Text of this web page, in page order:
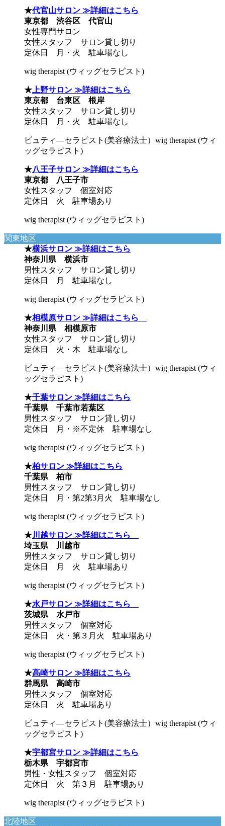
★代官山サロン ≫詳細はこちら
東京都 渋谷区 代官山
女性専門サロン
女性スタッフ サロン貸し切り
定休日 月・火 駐車場なし
wig therapist (ウィッグセラピスト)
★ 上野サロン ≫詳細はこちら
東京都 台東区 根岸
女性スタッフ サロン貸し切り
定休日 月・火 駐車場なし
ビュティ―セラピスト(美容療法士）wig therapist (ウィ
ッグセラピスト)
★八王子サロン ≫詳細はこちら
東京都 八王子市
女性スタッフ 個室対応
定休日 火 駐車場あり
wig therapist (ウィッグセラピスト)
関東地区
★横浜サロン ≫詳細はこちら
神奈川県 横浜市
男性スタッフ サロン貸し切り
定休日 月 駐車場なし
wig therapist (ウィッグセラピスト)
★相模原サロン ≫詳細はこちら
神奈川県 相模原市
女性スタッフ サロン貸し切り
定休日 火・木 駐車場なし
ビュティ―セラピスト(美容療法士）wig therapist (ウィ
ッグセラピスト)
★千葉サロン ≫詳細はこちら
千葉県 千葉市若葉区
男性スタッフ サロン貸し切り
定休日 月・※不定休 駐車場なし
wig therapist (ウィッグセラピスト)
★柏サロン ≫詳細はこちら
千葉県 柏市
男性スタッフ サロン貸し切り
定休日 月・第2第3月火 駐車場なし
wig therapist (ウィッグセラピスト)
★川越サロン ≫詳細はこちら
埼玉県 川越市
男性スタッフ サロン貸し切り
定休日 月 火 駐車場あり
wig therapist (ウィッグセラピスト)
★水戸サロン ≫詳細はこちら
茨城県 水戸市
男性スタッフ 個室対応
定休日 火・第３月火 駐車場あり
wig therapist (ウィッグセラピスト)
★高崎サロン ≫詳細はこちら
群馬県 高崎市
男性スタッフ 個室対応
定休日 火 駐車場あり
ビュティ―セラピスト(美容療法士）wig therapist (ウィ
ッグセラピスト)
★宇都宮サロン ≫詳細はこちら
栃木県 宇都宮市
男性・女性スタッフ 個室対応
定休日 火 第３月 駐車場あり
wig therapist (ウィッグセラピスト)
北陸地区